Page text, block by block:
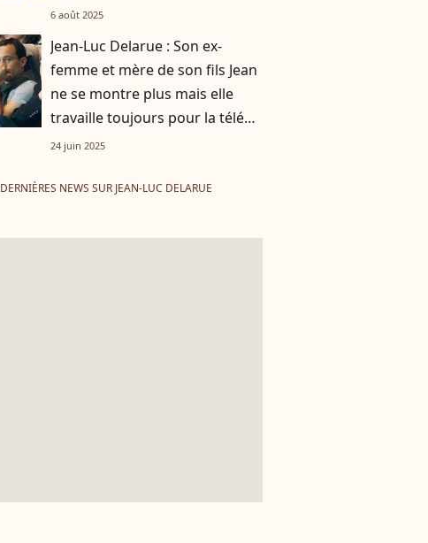
Anissa toujours face au fisc
6 août 2025
Jean-Luc Delarue : Son ex-
femme et mère de son fils Jean
ne se montre plus mais elle
travaille toujours pour la télé
sur un programme très connu !
24 juin 2025
DERNIÈRES NEWS SUR JEAN-LUC DELARUE